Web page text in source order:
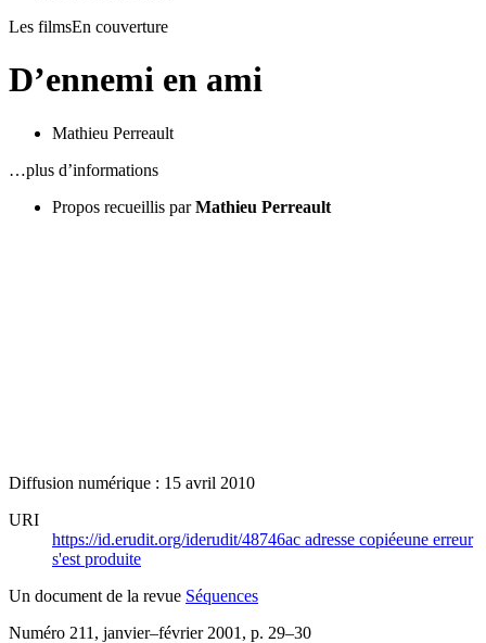
Les filmsEn couverture
D’ennemi en ami
Mathieu Perreault
…plus d’informations
Propos recueillis par Mathieu Perreault
Diffusion numérique : 15 avril 2010
URI
https://id.erudit.org/iderudit/48746ac adresse copiéeune erreur
s'est produite
Un document de la revue Séquences
Numéro 211, janvier–février 2001 , p. 29–30